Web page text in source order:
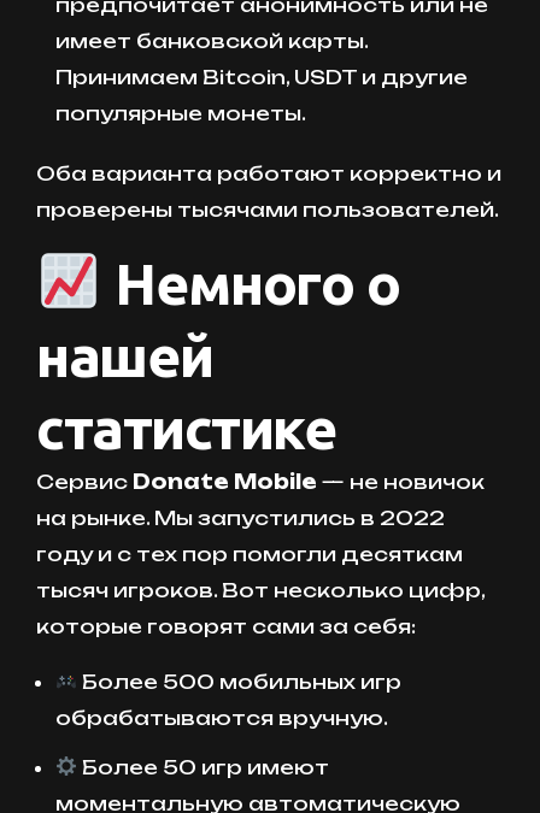
имеет банковской карты.
Принимаем Bitcoin, USDT и другие
популярные монеты.
Оба варианта работают корректно и
проверены тысячами пользователей.
Немного о
нашей
статистике
Сервис Donate Mobile — не новичок
на рынке. Мы запустились в 2022
году и с тех пор помогли десяткам
тысяч игроков. Вот несколько цифр,
которые говорят сами за себя:
Более 500 мобильных игр
обрабатываются вручную.
Более 50 игр имеют
моментальную автоматическую